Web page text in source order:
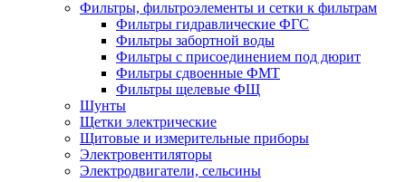
Фильтры, фильтроэлементы и сетки к фильтрам
Фильтры гидравлические ФГС
Фильтры забортной воды
Фильтры с присоединением под дюрит
Фильтры сдвоенные ФМТ
Фильтры щелевые ФЩ
Шунты
Щетки электрические
Щитовые и измерительные приборы
Электровентиляторы
Электродвигатели, сельсины